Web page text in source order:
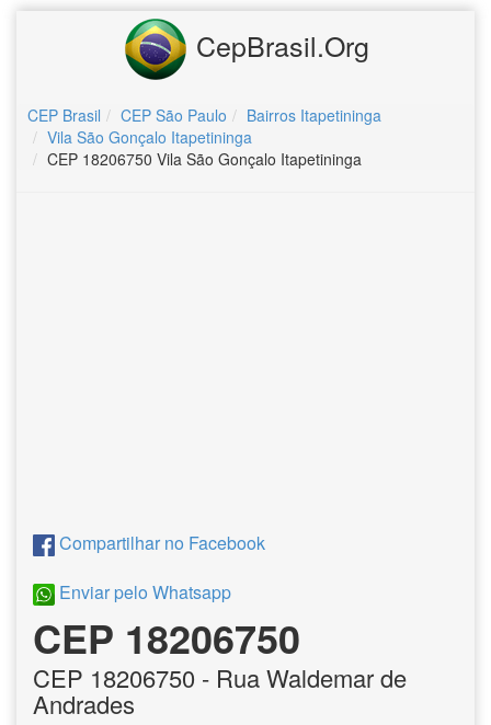
CepBrasil.Org
CEP Brasil CEP São Paulo
Bairros Itapetininga
Vila São Gonçalo Itapetininga
CEP 18206750 Vila São Gonçalo Itapetininga
Compartilhar no Facebook
Enviar pelo Whatsapp
CEP 18206750
CEP 18206750 - Rua Waldemar de
Andrades